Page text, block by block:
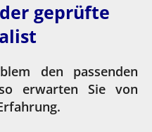
geprüfte
den passenden
erwarten Sie von